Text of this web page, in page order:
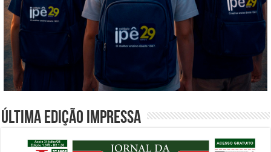
Última edição impressa